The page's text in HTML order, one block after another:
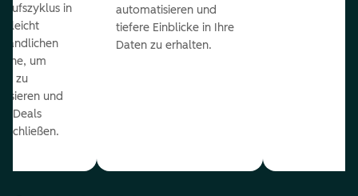
in
leicht
um
zu
und
Deals
automatisieren und
tiefere Einblicke in Ihre
Daten zu erhalten.